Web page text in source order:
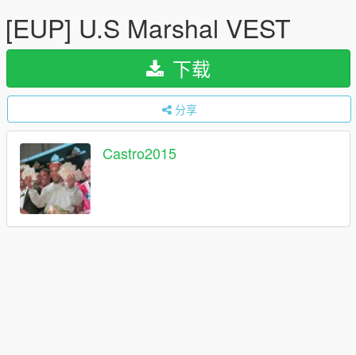
[EUP] U.S Marshal VEST
下载
分享
Castro2015